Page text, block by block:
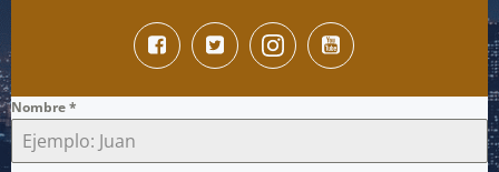
Nombre*